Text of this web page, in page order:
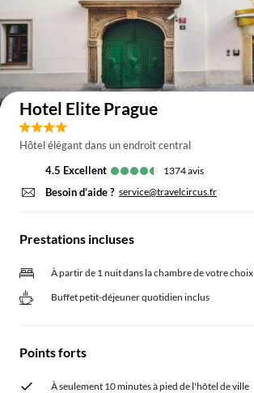
Hotel Elite Prague
Hôtel élégant dans un endroit central
4.5
excellent 1374avis
Besoin d’aide ? service@travelcircus.fr
Prestations incluses
À partir de 1 nuit dans la chambre de votre choix
Buffet petit-déjeuner quotidien inclus
Points forts
À seulement 10 minutes à pied de l'hôtel de ville